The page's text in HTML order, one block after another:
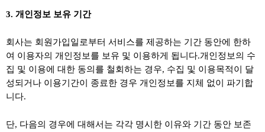
3. 개인정보 보유 기간
회사는 회원가입일로부터 서비스를 제공하는 기간 동안에 한하
여 이용자의 개인정보를 보유 및 이용하게 됩니다.개인정보의 수
집 및 이용에 대한 동의를 철회하는 경우, 수집 및 이용목적이 달
성되거나 이용기간이 종료한 경우 개인정보를 지체 없이 파기합
니다.
단, 다음의 경우에 대해서는 각각 명시한 이유와 기간 동안 보존